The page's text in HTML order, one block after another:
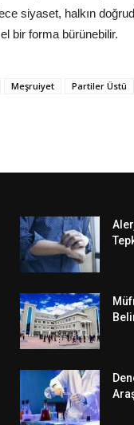
siyaset, halkın
bir forma bürünebilir.
Meşruiyet Partiler Üstü